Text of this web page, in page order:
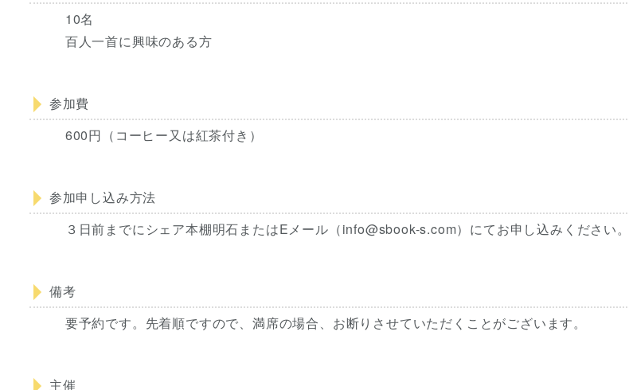
10名
百人一首に興味のある方
参加費
600円（コーヒー又は紅茶付き）
参加申し込み方法
３日前までにシェア本棚明石またはEメール（info@sbook-s.com）にてお申し込みください。
備考
要予約です。先着順ですので、満席の場合、お断りさせていただくことがございます。
主催